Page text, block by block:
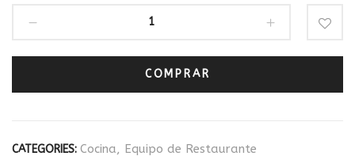
COMPRAR
CATEGORIES: Cocina, Equipo de Restaurante